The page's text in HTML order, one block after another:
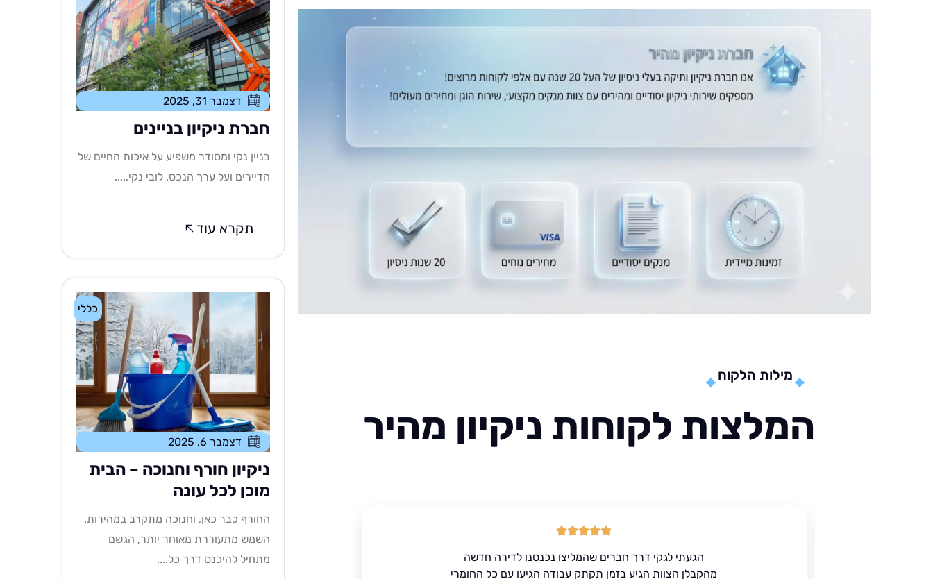
מילות הלקוח
המלצות לקוחות ניקיון מהיר
הגעתי לגקי דרך חברים שהמליצו נכנסנו לדירה חדשה
מהקבלן הצוות הגיע בזמן תקתק עבודה הגיעו עם כל החומרי
דצמבר 31, 2025
חברת ניקיון בניינים
בניין נקי ומסודר משפיע על איכות החיים של
הדיירים ועל ערך הנכס. לובי נקי,....
תקרא עוד
כללי
דצמבר 6, 2025
ניקיון חורף וחנוכה – הבית
מוכן לכל עונה
החורף כבר כאן, וחנוכה מתקרב במהירות.
השמש מתעוררת מאוחר יותר, הגשם
מתחיל להיכנס דרך כל....